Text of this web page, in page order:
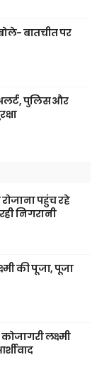
बातचीत पर
पुलिस और
पहुंच रहे
निगरानी
की पूजा, पूजा
लक्ष्मी